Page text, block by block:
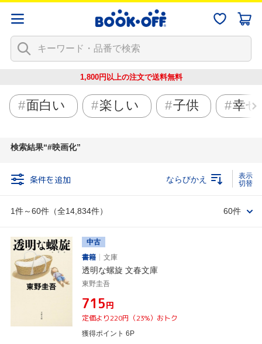
1,800円以上の注文で送料無料
面白い 楽しい 子供 幸せ
検索結果 #映画化
条件を追加
1件～60件（全14,834件）
ならびかえ
60件
中古
書籍
文庫
透明な螺旋 文春文庫
東野圭吾
¥715円
定価より220円（23%）おトク
獲得ポイント 6P